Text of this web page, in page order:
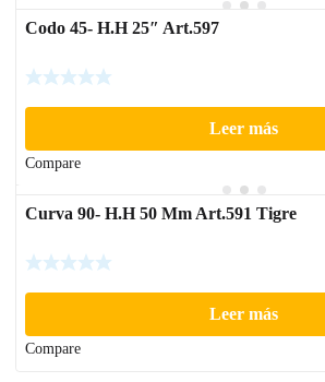
Codo 45- H.H 25″ Art.597
Leer más
Compare
Curva 90- H.H 50 Mm Art.591 Tigre
Leer más
Compare